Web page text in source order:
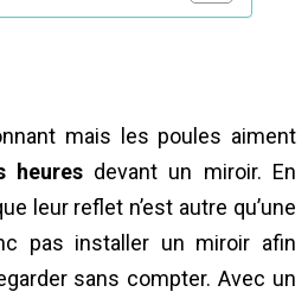
mais les poules aiment
heuresdevant un miroir. En
leur reflet n’est autre qu’une
pas installer un miroir afin
sans compter. Avec un